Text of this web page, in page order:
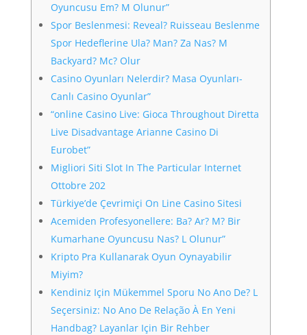
Oyuncusu Em? M Olunur”
Spor Beslenmesi: Reveal? Ruisseau Beslenme
Spor Hedeflerine Ula? Man? Za Nas? M
Backyard? Mc? Olur
Casino Oyunları Nelerdir? Masa Oyunları-
Canlı Casino Oyunlar”
“online Casino Live: Gioca Throughout Diretta
Live Disadvantage Arianne Casino Di
Eurobet”
Migliori Siti Slot In The Particular Internet
Ottobre 202
Türkiye’de Çevrimiçi On Line Casino Sitesi
Acemiden Profesyonellere: Ba? Ar? M? Bir
Kumarhane Oyuncusu Nas? L Olunur”
Kripto Pra Kullanarak Oyun Oynayabilir
Miyim?
Kendiniz Için Mükemmel Sporu No Ano De? L
Seçersiniz: No Ano De Relação À En Yeni
Handbag? Layanlar Için Bir Rehber